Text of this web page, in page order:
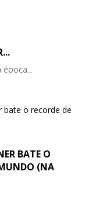
época...
BATE O
(NA